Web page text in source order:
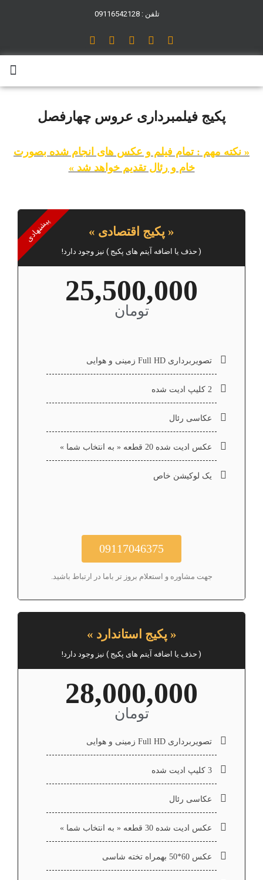
تلفن : 09116542128
پکیج فیلمبرداری عروس چهارفصل
« نکته مهم : تمام فیلم و عکس های انجام شده بصورت
خام و رئال تقدیم خواهد شد »
« پکیج اقتصادی »
( حذف یا اضافه آیتم های پکیج ) نیز وجود دارد!
25,500,000
تومان
تصویربرداری Full HD زمینی و هوایی
2 کلیپ ادیت شده
عکاسی رئال
عکس ادیت شده 20 قطعه « به انتخاب شما »
یک لوکیشن خاص
09117046375
جهت مشاوره و استعلام بروز تر باما در ارتباط باشید.
پیشنهادی
« پکیج استاندارد »
( حذف یا اضافه آیتم های پکیج ) نیز وجود دارد!
28,000,000
تومان
تصویربرداری Full HD زمینی و هوایی
3 کلیپ ادیت شده
عکاسی رئال
عکس ادیت شده 30 قطعه « به انتخاب شما »
عکس 60*50 بهمراه تخته شاسی